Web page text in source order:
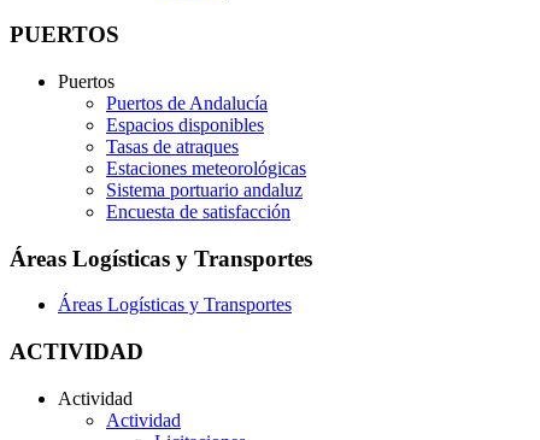
PUERTOS
Puertos
Puertos de Andalucía
Espacios disponibles
Tasas de atraques
Estaciones meteorológicas
Sistema portuario andaluz
Encuesta de satisfacción
Áreas Logísticas y Transportes
Áreas Logísticas y Transportes
ACTIVIDAD
Actividad
Actividad